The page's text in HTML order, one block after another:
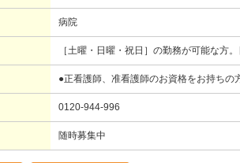
病院
［土曜・日曜・祝日］の勤務が可能な方
●正看護師、准看護師のお資格をお持ちの
0120-944-996
随時募集中